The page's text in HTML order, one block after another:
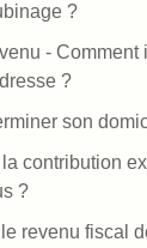
?
- Comment
?
son
contribution
?
revenu fiscal